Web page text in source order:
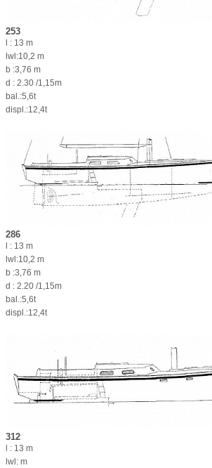
253
l : 13 m
lwl:10,2 m
b :3,76 m
d : 2.30 /1,15m
bal.:5,6t
displ.:12,4t
286
l : 13 m
lwl:10,2 m
b :3,76 m
d : 2.20 /1,15m
bal.:5,6t
displ.:12,4t
312
l : 13 m
lwl: m